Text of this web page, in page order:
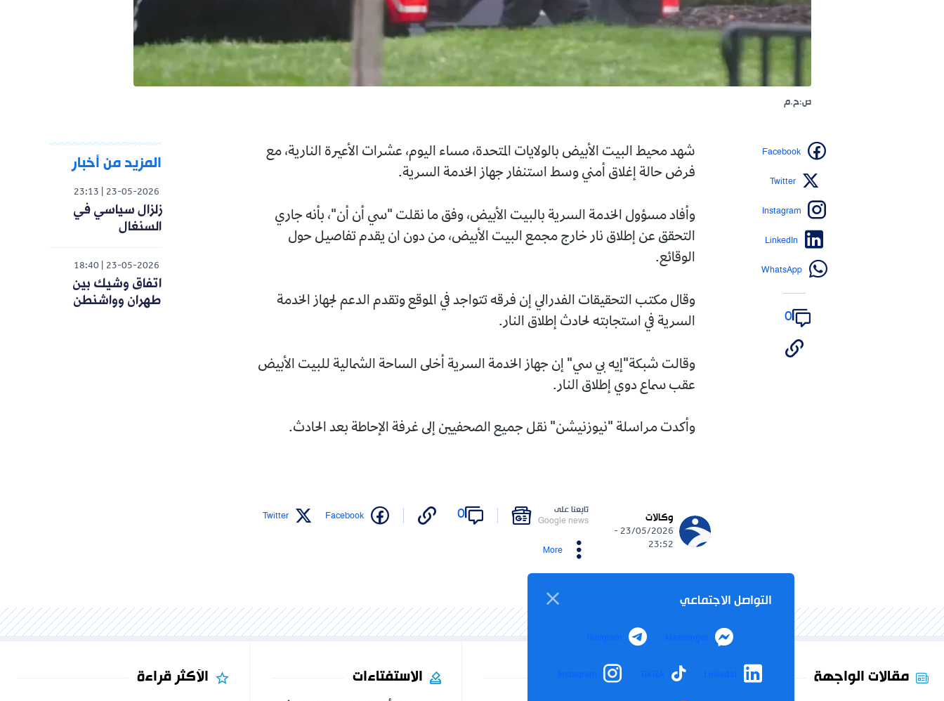
ص:ح.م
شهد محيط البيت الأبيض بالولايات المتحدة، مساء اليوم، عشرات الأعيرة النارية، مع
فرض حالة إغلاق أمني وسط استنفار جهاز الخدمة السرية.
وأفاد مسؤول الخدمة السرية بالبيت الأبيض، وفق ما نقلت "سي أن أن"، بأنه جاري
التحقق عن إطلاق نار خارج مجمع البيت الأبيض، من دون ان يقدم تفاصيل حول
الوقائع.
وقال مكتب التحقيقات الفدرالي إن فرقه تتواجد في الموقع وتقدم الدعم لجهاز الخدمة
السرية في استجابته لحادث إطلاق النار.
وقالت شبكة"إيه بي سي" إن جهاز الخدمة السرية أخلى الساحة الشمالية للبيت الأبيض
عقب سماع دوي إطلاق النار.
وأكدت مراسلة "نيوزنيشن" نقل جميع الصحفيين إلى غرفة الإحاطة بعد الحادث.
Facebook
Twitter
Instagram
LinkedIn
WhatsApp
0
المزيد من أخبار
23-05-2026
23:13
زلزال سياسي في
السنغال
23-05-2026
18:40
اتفاق وشيك بين
طهران وواشنطن
وكالات
23/05/2026 -
23:52
تابعنا على
Google news
0
Facebook
Twitter
More
التواصل الاجتماعي
Messenger
Telegram
LinkedIn
TikTok
Instagram مقالات الواجهة الاستفتاءات الأكثر قراءة